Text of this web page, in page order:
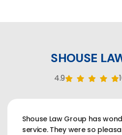
SHOUSE
4.9
Shouse Law Group has
service. They were so